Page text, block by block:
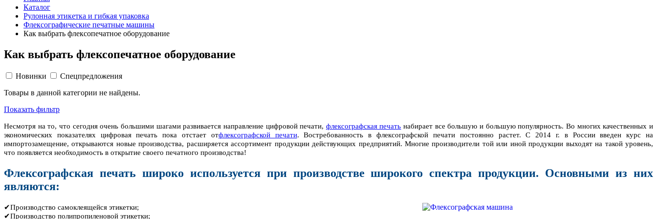
Каталог
Рулонная этикетка и гибкая упаковка
Флексографические печатные машины
Как выбрать флексопечатное оборудование
Как выбрать флексопечатное оборудование
Новинки
Спецпредложения
Товары в данной категории не найдены.
Показать фильтр
Несмотря на то, что сегодня очень большими шагами развивается направление цифровой печати, флексографская печать набирает все большую и большую популярность. Во многих качественных и
экономических показателях цифровая печать пока отстает отфлексографской печати. Востребованность в флексографской печати постоянно растет. С 2014 г. в России введен курс на
импортозамещение, открываются новые производства, расширяется ассортимент продукции действующих предприятий. Многие производители той или иной продукции выходят на такой уровень,
что появляется необходимость в открытие своего печатного производства!
Флексографская печать широко используется при производстве широкого спектра продукции. Основными из них
являются:
✔Производство самоклеящейся этикетки;
✔Производство полипропиленовой этикетки;